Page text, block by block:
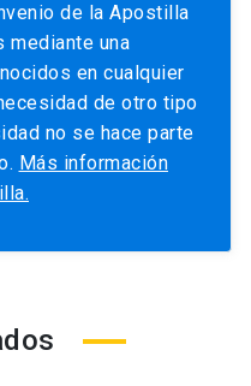
de la Apostilla
mediante una
en cualquier
de otro tipo
no se hace parte
Más información